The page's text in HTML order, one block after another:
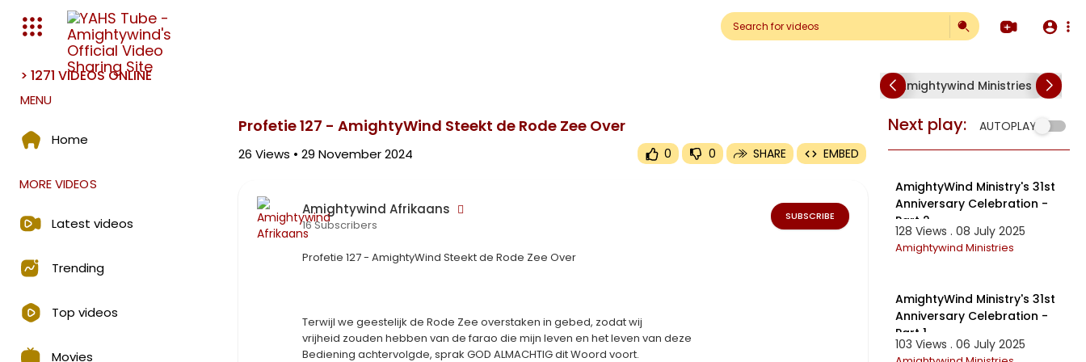
> 1271 VIDEOS ONLINE
MENU
Home
MORE VIDEOS
Latest videos
Trending
Top videos
Movies
Amightywind Ministries
Next play: AUTOPLAY
AmightyWind Ministry's 31st
Anniversary Celebration -
Part 2
128 Views . 08 July 2025
Amightywind Ministries
AmightyWind Ministry's 31st
Anniversary Celebration -
Part 1
103 Views . 06 July 2025
Profetie 127 - AmightyWind Steekt de Rode Zee Over
26 Views • 29 November 2024 0 0 SHARE EMBED
Amightywind Afrikaans
16 Subscribers
SUBSCRIBE
⁣Profetie 127 - AmightyWind Steekt de Rode Zee Over
Terwijl we geestelijk de Rode Zee overstaken in gebed, zodat wij
vrijheid zouden hebben van de farao die mijn leven en het leven van deze
Bediening achtervolgde, sprak GOD ALMACHTIG dit Woord voort.